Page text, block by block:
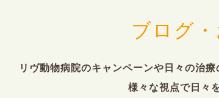
ブログ
リヴ動物病院のキャンペーンや日々の治
様々な視点で日々